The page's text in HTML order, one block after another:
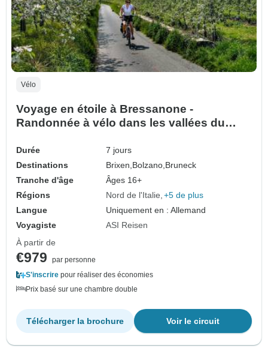
Vélo
Voyage en étoile à Bressanone -
Randonnée à vélo dans les vallées du
Durée
7 jours
Destinations
Brixen, Bolzano, Bruneck
Tranche d'âge
Âges 16+
Régions
Nord de l'Italie +5 de plus
Langue
Uniquement en : Allemand
Voyagiste
ASI Reisen
À partir de
€979
par personne
S'inscrire pour réaliser des économies
Prix basé sur une chambre double
Voir le circuit
Télécharger la brochure